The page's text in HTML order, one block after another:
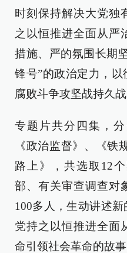
时刻保持解决大党独
之以恒推进全面从严
措施、严的氛围长期
锋号”的政治定力，
腐败斗争攻坚战持久战
专题片共分四集，
《政治监督》、《铁
路上》，共选取12
部、有关审查调查对
100多人，生动讲述
党持之以恒推进全面
命引领社会革命的故事